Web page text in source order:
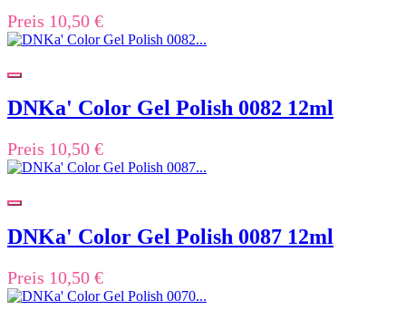
Preis 10,50 €
DNKa' Color Gel Polish 0082 12ml
Preis 10,50 €
DNKa' Color Gel Polish 0087 12ml
Preis 10,50 €